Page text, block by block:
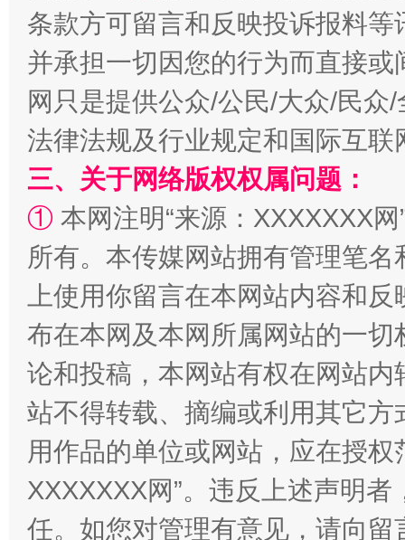
全民健身五年计划来了！等你上场
阿坝州三大球赛在茂县开幕 规模
条款方可留言和反映投诉报料
并承担一切因您的行为而直接
网只是提供公众/公民/大众/民
法律法规及行业规定和国际互
三、关于网络版权权属问题：
① 本网注明“来源：XXXXXXX
所有。本传媒网站拥有管理笔
上使用你留言在本网站内容和
布在本网及本网所属网站的一
论和投稿，本网站有权在网站
站不得转载、摘编或利用其它
用作品的单位或网站，应在授
XXXXXXX网”。违反上述声明
任。如您对管理有意见，请向